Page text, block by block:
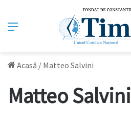
Meniu
Acasă / Matteo Salvini
Matteo Salvini